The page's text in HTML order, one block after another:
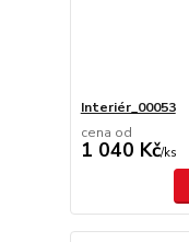
Interiér_00053
cena od
1 040 Kč/ks